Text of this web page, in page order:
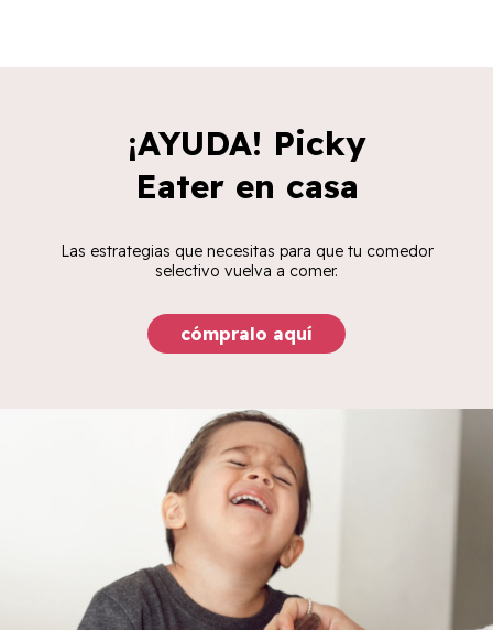
¡AYUDA! Picky
Eater en casa
Las estrategias que necesitas para que tu comedor
selectivo vuelva a comer.
cómpralo aquí